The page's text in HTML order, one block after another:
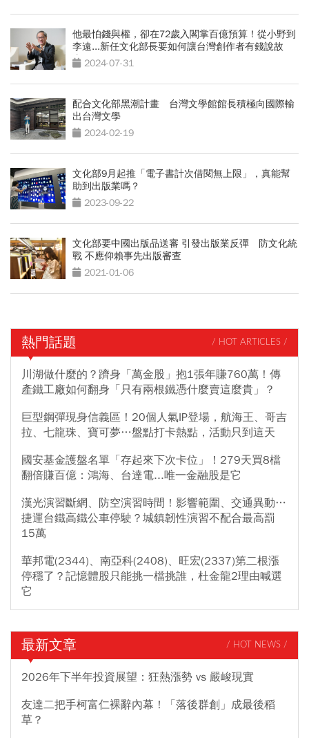
他最怕錢與權，卻在72歲入閣掌百億預算！從小野到
李遠...新任文化部長要如何讓台灣創作者有錢說故
事？2024-07-31
配合文化部黑潮計畫 台灣文學館館長積極向國際輸
出台灣文學
2024-02-19
文化部9月起推「電子書計次借閱無上限」，真能幫
助到出版業嗎？
2023-09-22
文化部要中國出版品送審 引發出版業反彈 防文化統
戰 不應仰賴事先出版審查
2021-01-06
熱門話題 / HOT ARTICLES /
川湖做什麼的？躋身「萬金股」抱1張年賺760萬！傳
產鐵工廠如何翻身「只有兩根鐵憑什麼賣這麼貴」？
巨型鋼彈現身信義區！20個人氣IP登場，航海王、哥吉
拉、七龍珠、寶可夢…盤點打卡熱點，活動只到這天
國安基金護盤名單「存起來下次卡位」！279天買8檔
翻倍賺百億：鴻海、台達電...唯一金融股是它
漢光演習斷網、防空演習時間！影響範圍、交通異動…
捷運台鐵高鐵公車停駛？城鎮韌性演習不配合最高罰
15萬
華邦電(2344)、南亞科(2408)、旺宏(2337)第二根漲
停穩了？記憶體股只能挑一檔挑誰，杜金龍2理由喊選
它
最新文章 / HOT NEWS /
2026年下半年投資展望：狂熱漲勢 vs 嚴峻現實
友達二把手柯富仁裸辭內幕！「落後群創」成最後稻
草？